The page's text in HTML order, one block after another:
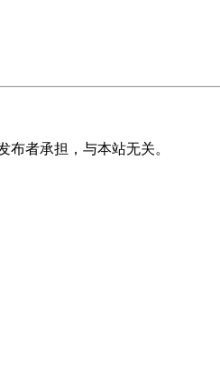
者承担，与本站无关。